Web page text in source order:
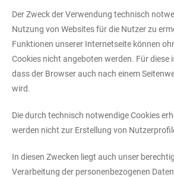
Der Zweck der Verwendung technisch
Nutzung von Websites für die Nutzer zu
Funktionen unserer Internetseite können
Cookies nicht angeboten werden. Für diese
dass der Browser auch nach einem
wird.
Die durch technisch notwendige Cookies
werden nicht zur Erstellung von
In diesen Zwecken liegt auch unser
Verarbeitung der personenbezogenen